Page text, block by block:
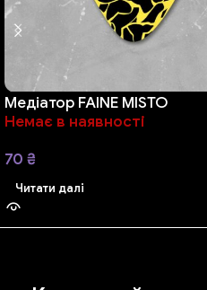
Медіатор FAINE MISTO
Немає в наявності
70 ₴
Читати далі